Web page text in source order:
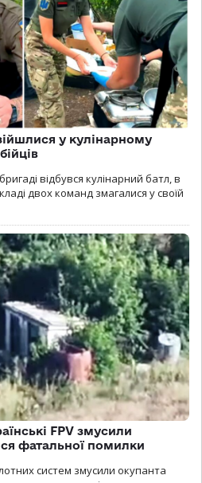
у кулінарному
відбувся кулінарний батл, в
двох команд змагалися у своїй
FPV змусили
фатальної помилки
систем змусили окупанта